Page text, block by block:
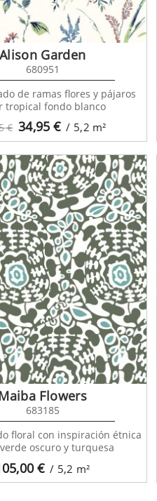
€ 34,95 € / 5,2 m²
Alison Garden
680951
de ramas flores y pájaros
tropical fondo blanco
€ / 5,2 m²
Flowers
683185
floral con inspiración étnica
oscuro y turquesa